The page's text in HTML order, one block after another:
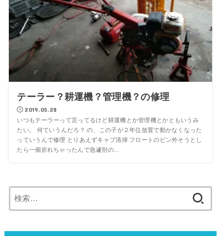
テーラー？耕運機？管理機？の修理
2019.05.28
いつもテーラーって言ってるけど耕運機とか管理機とかともいうみ
たい。 何ていうんだろ？ の、この子が２年位放置で動かなくなった
っていうんで修理 とりあえずキャブ清掃 フロートのピン外そうとし
たら一個折れちゃったんで急遽別の...
索: